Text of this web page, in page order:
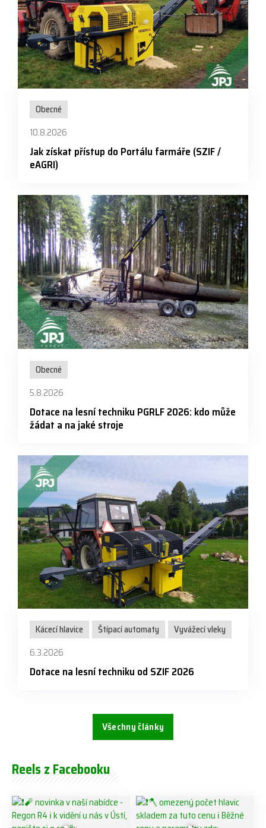
Obecné
10.8.2026
Jak získat přístup do Portálu farmáře (SZIF /
eAGRI)
Obecné
5.8.2026
Dotace na lesní techniku PGRLF 2026: kdo může
žádat a na jaké stroje
Kácecí hlavice Štípací automaty
Vyvážecí vleky
6.3.2026
Dotace na lesní techniku od SZIF 2026
Všechny články
Reels z Facebooku